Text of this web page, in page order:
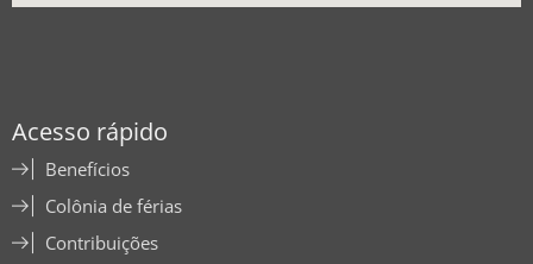
Acesso rápido
Benefícios
Colônia de férias
Contribuições